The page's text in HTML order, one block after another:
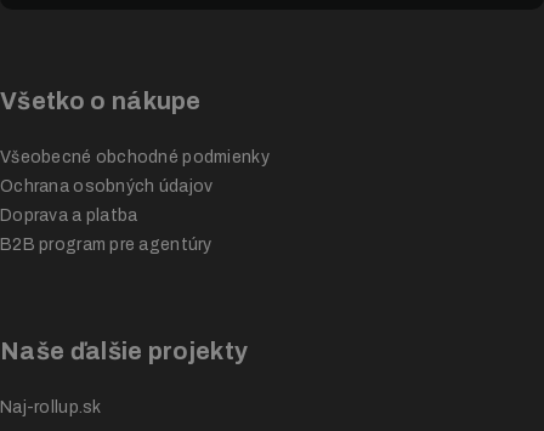
Všetko o nákupe
Všeobecné obchodné podmienky
Ochrana osobných údajov
Doprava a platba
B2B program pre agentúry
Naše ďalšie projekty
Naj-rollup.sk